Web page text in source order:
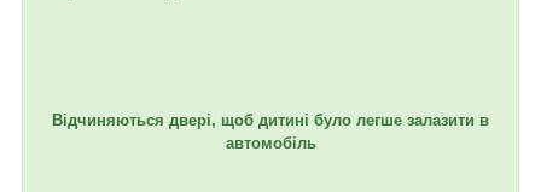
Відчиняються двері, щоб дитині було легше залазити в
автомобіль